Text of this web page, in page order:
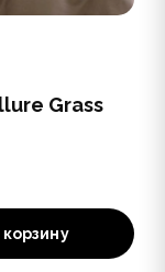
Grass